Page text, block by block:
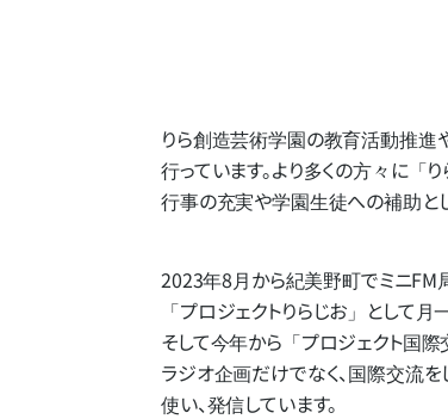
りら創造芸術学園の​教育活動推
行っています。​より​多くの​方​々に​「
行事の​充実や​学園生徒への​補助と​
2023年8月から​紀美野町で​ミニFM
「プロジェクトりらじお」と​して​
そして​今年から​「プロジェクト国
ラジオ企画だけでなく、​国際交流を​
使い、​発信しています。